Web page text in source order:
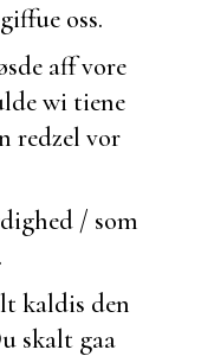
oss.
aff vore
wi tiene
redzel vor
/ som
kaldis den
skalt gaa